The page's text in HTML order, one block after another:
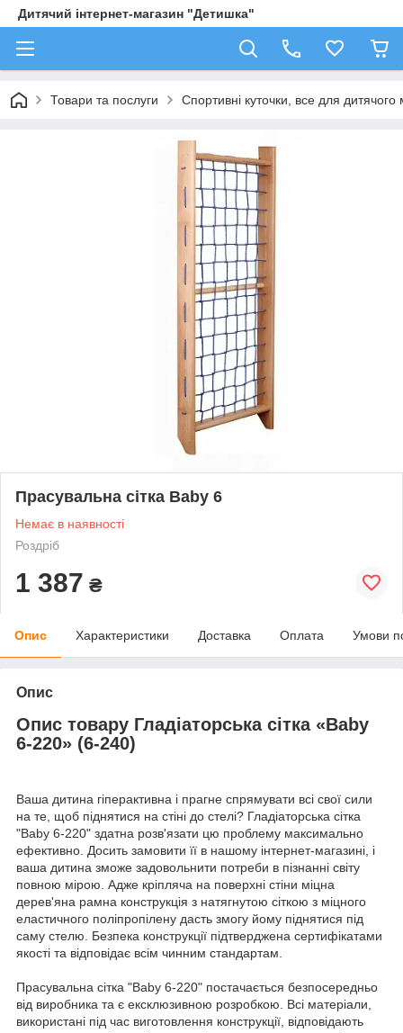
Дитячий інтернет-магазин "Детишка"
Товари та послуги Спортивні куточки, все для
Прасувальна сітка Baby 6
Немає в наявності
Роздріб
1 387 ₴
Опис Характеристики Доставка Оплата Умови
Опис
Опис товару Гладіаторська сітка «Baby
6-220» (6-240)
Ваша дитина гіперактивна і прагне спрямувати всі свої сили
на те, щоб піднятися на стіні до стелі? Гладіаторська сітка
"Baby 6-220" здатна розв'язати цю проблему максимально
ефективно. Досить замовити її в нашому інтернет-магазині, і
ваша дитина зможе задовольнити потреби в пізнанні світу
повною мірою. Адже кріпляча на поверхні стіни міцна
дерев'яна рамна конструкція з натягнутою сіткою з міцного
еластичного поліпропілену дасть змогу йому піднятися під
саму стелю. Безпека конструкції підтверджена сертифікатами
якості та відповідає всім чинним стандартам.
Прасувальна сітка "Baby 6-220" постачається безпосередньо
від виробника та є ексклюзивною розробкою. Всі матеріали,
використані під час виготовлення конструкції, відповідають